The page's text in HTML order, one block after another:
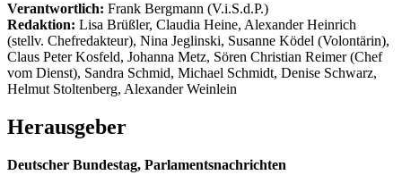
Verantwortlich: Frank Bergmann (V.i.S.d.P.)
Redaktion: Lisa Brüßler, Claudia Heine, Alexander Heinrich
(stellv. Chefredakteur), Nina Jeglinski, Susanne Ködel (Volontärin),
Claus Peter Kosfeld, Johanna Metz, Sören Christian Reimer (Chef
vom Dienst), Sandra Schmid, Michael Schmidt, Denise Schwarz,
Helmut Stoltenberg, Alexander Weinlein
Herausgeber
Deutscher Bundestag, Parlamentsnachrichten